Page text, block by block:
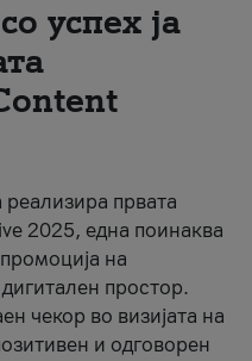
успех ја
реализира првата
2025, една поинаква
на
простор.
чекор во визијата на
и одговорен